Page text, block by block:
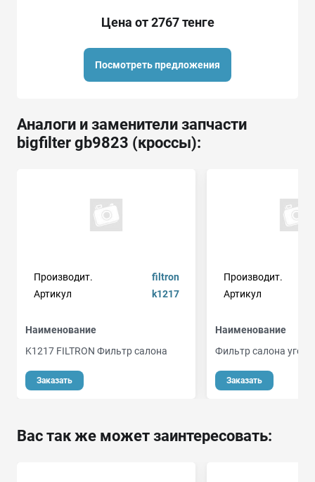
Цена от 2767 тенге
Посмотреть предложения
Аналоги и заменители запчасти
bigfilter gb9823 (кроссы):
Производит.
filtron
Артикул
k1217
Наименование
K1217 FILTRON Фильтр салона
Заказать
Производит.
Артикул
Наименование
Фильтр салона
Заказать
Вас так же может заинтересовать: